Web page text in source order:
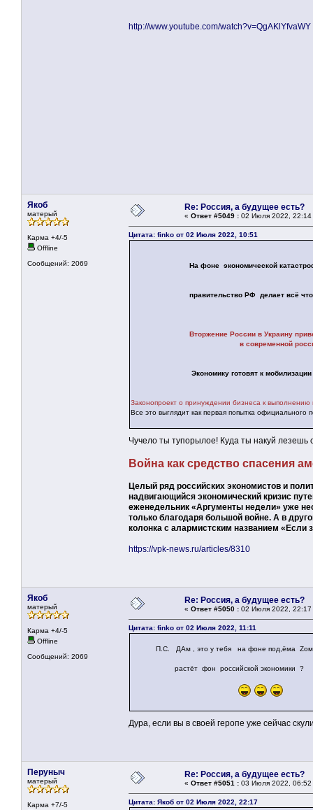
http://www.youtube.com/watch?v=QgAKlYfvaWY
Якоб
матерый
Карма +4/-5
Offline
Сообщений: 2069
Re: Россия, а будущее есть?
« Ответ #5049 : 02 Июля 2022, 22:14
Цитата: finko от 02 Июля 2022, 10:51
На фоне экономической
правительство РФ делает всё чтобы её
Вторжение России в Украину
в современной российской
Экономику готовят к мобилизации
Законопроект о принуждении бизнеса к
Все это выглядит как первая попытка
Чучело ты тупорылое! Куда ты накуй
Война как средство спасения
Целый ряд российских экономистов и
надвигающийся экономический кризис
еженедельник «Аргументы недели» уже
только благодаря большой войне. А в
колонка с алармистским названием «Если
https://vpk-news.ru/articles/8310
Якоб
матерый
Карма +4/-5
Offline
Сообщений: 2069
Re: Россия, а будущее есть?
« Ответ #5050 : 02 Июля 2022, 22:17
Цитата: finko от 02 Июля 2022, 11:11
П.С. ДАм , это у тебя на фоне под,ёма
растёт фон российской экономики ?
Дура, если вы в своей геропе уже сейчас
Перуныч
матерый
Карма +7/-5
Re: Россия, а будущее есть?
« Ответ #5051 : 03 Июля 2022, 06:52
Цитата: Якоб от 02 Июля 2022, 22:17